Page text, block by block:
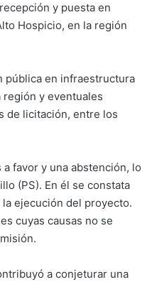
y puesta en
Hospicio, en la región
pública en infraestructura
región y eventuales
de licitación, entre los
favor y una abstención, lo
(PS). En él se constata
ejecución del proyecto.
cuyas causas no se
a conjeturar una